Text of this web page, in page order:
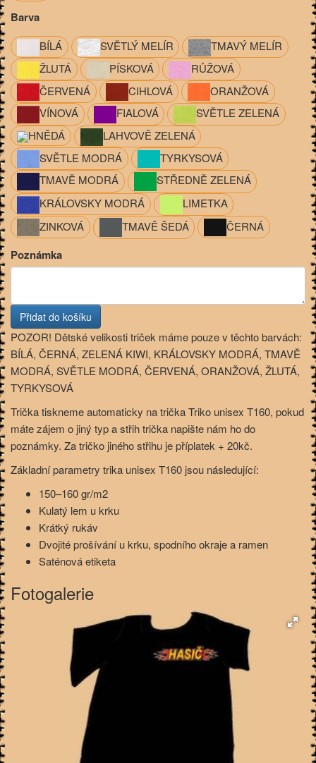
Barva
BÍLÁ SVĚTLÝ MELÍR
TMAVÝ MELÍR
ŽLUTÁ
PÍSKOVÁ
RŮŽOVÁ
ČERVENÁ
CIHLOVÁ
ORANŽOVÁ
VÍNOVÁ
FIALOVÁ
SVĚTLE ZELENÁ
HNĚDÁ
LAHVOVĚ ZELENÁ
SVĚTLE MODRÁ
TYRKYSOVÁ
TMAVĚ MODRÁ
STŘEDNĚ ZELENÁ
KRÁLOVSKY MODRÁ
LIMETKA
ZINKOVÁ
TMAVĚ ŠEDÁ ČERNÁ
Poznámka
POZOR! Dětské velikosti triček máme pouze v těchto barvách:
BÍLÁ, ČERNÁ, ZELENÁ KIWI, KRÁLOVSKY MODRÁ, TMAVĚ
MODRÁ, SVĚTLE MODRÁ, ČERVENÁ, ORANŽOVÁ, ŽLUTÁ,
TYRKYSOVÁ
Trička tiskneme automaticky na trička Triko unisex T160, pokud
máte zájem o jiný typ a střih trička napište nám ho do
poznámky. Za tričko jiného střihu je příplatek + 20kč.
Základní parametry trika unisex T160 jsou následující:
150–160 gr/m2
Kulatý lem u krku
Krátký rukáv
Dvojité prošívání u krku, spodního okraje a ramen
Saténová etiketa
Fotogalerie